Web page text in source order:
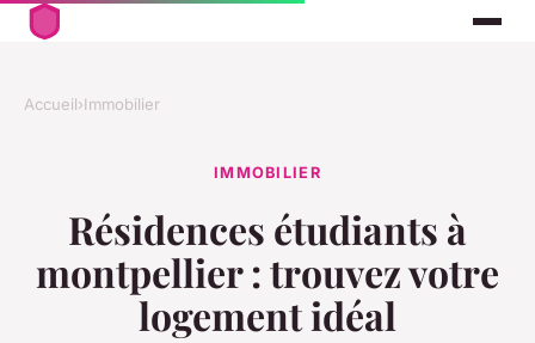
Accueil›Immobilier
IMMOBILIER
Résidences étudiants à
montpellier : trouvez votre
logement idéal